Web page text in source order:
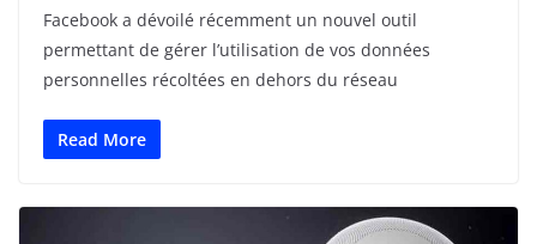
Facebook a dévoilé récemment un nouvel outil
permettant de gérer l’utilisation de vos données
personnelles récoltées en dehors du réseau
Read More